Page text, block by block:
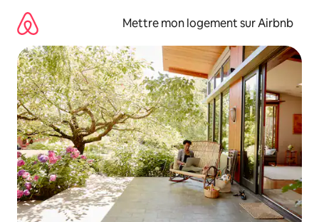
directement
contenu
Mettre mon logement sur Airbnb